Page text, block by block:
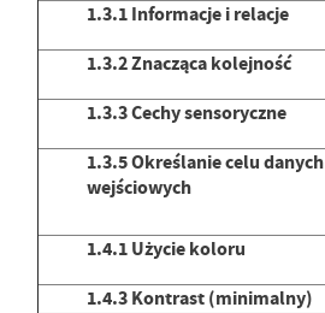
1.3.1 Informacje i relacje
1.3.2 Znacząca kolejność
1.3.3 Cechy sensoryczne
1.3.5 Określanie celu danych
wejściowych
1.4.1 Użycie koloru
1.4.3 Kontrast (minimalny)